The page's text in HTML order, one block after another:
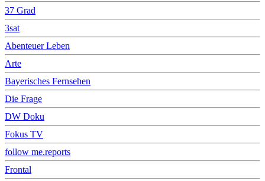
37 Grad
3sat
Abenteuer Leben
Arte
Bayerisches Fernsehen
Die Frage
DW Doku
Fokus TV
follow me.reports
Frontal